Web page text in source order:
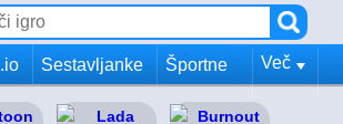
.io Sestavljanke Športne Več